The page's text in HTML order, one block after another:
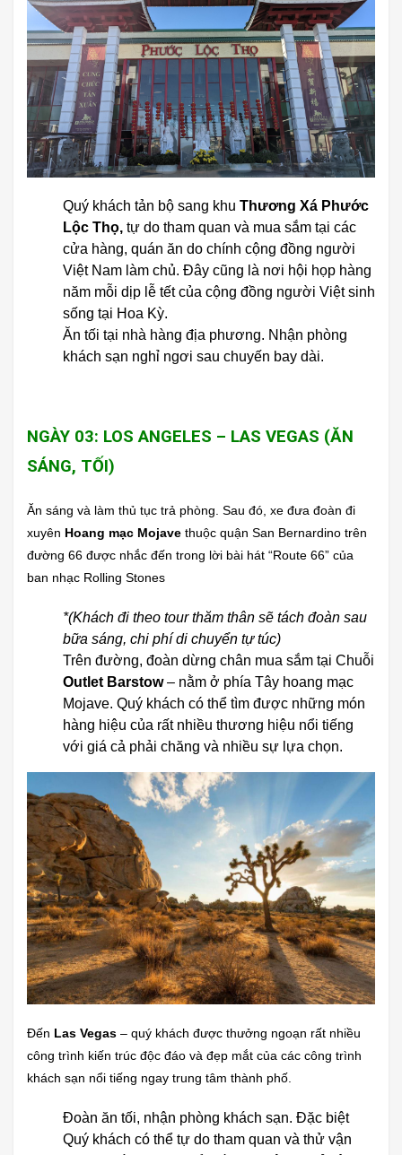
Quý khách tản bộ sang khu Thương Xá Phước
Lộc Thọ, tự do tham quan và mua sắm tại các
cửa hàng, quán ăn do chính cộng đồng người
Việt Nam làm chủ. Đây cũng là nơi hội họp hàng
năm mỗi dịp lễ tết của cộng đồng người Việt sinh
sống tại Hoa Kỳ.
Ăn tối tại nhà hàng địa phương. Nhận phòng
khách sạn nghỉ ngơi sau chuyến bay dài.
NGÀY 03: LOS ANGELES – LAS VEGAS (ĂN
SÁNG, TỐI)
Ăn sáng và làm thủ tục trả phòng. Sau đó, xe đưa đoàn đi
xuyên Hoang mạc Mojave thuộc quận San Bernardino trên
đường 66 được nhắc đến trong lời bài hát “Route 66” của
ban nhạc Rolling Stones
*(Khách đi theo tour thăm thân sẽ tách đoàn sau
bữa sáng, chi phí di chuyển tự túc)
Trên đường, đoàn dừng chân mua sắm tại Chuỗi
Outlet Barstow– nằm ở phía Tây hoang mạc
Mojave. Quý khách có thể tìm được những món
hàng hiệu của rất nhiều thương hiệu nổi tiếng
với giá cả phải chăng và nhiều sự lựa chọn.
Đến Las Vegas – quý khách được thưởng ngoạn rất nhiều
công trình kiến trúc độc đáo và đẹp mắt của các công trình
khách sạn nổi tiếng ngay trung tâm thành phố.
Đoàn ăn tối, nhận phòng khách sạn. Đặc biệt
Quý khách có thể tự do tham quan và thử vận